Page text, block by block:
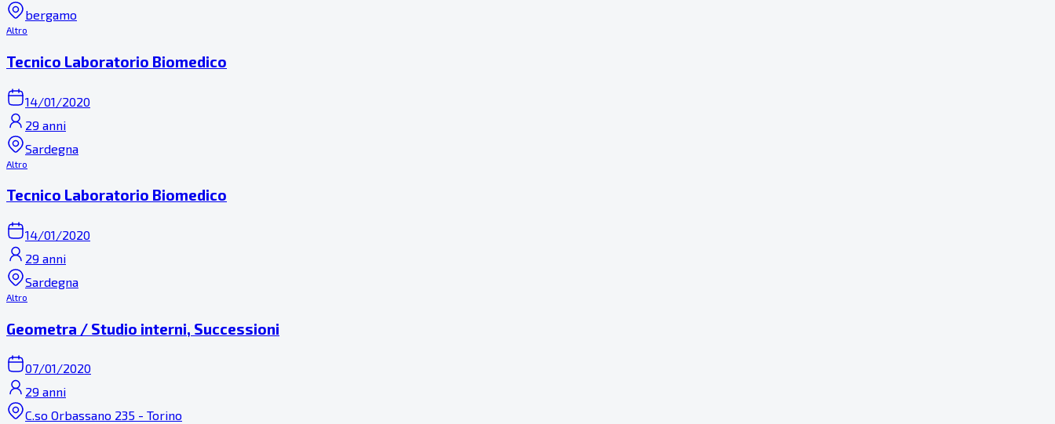
bergamo
Altro
Tecnico Laboratorio Biomedico
14/01/2020
29 anni
Sardegna
Altro
Tecnico Laboratorio Biomedico
14/01/2020
29 anni
Sardegna
Altro
Geometra / Studio interni, Successioni
07/01/2020
29 anni
C.so Orbassano 235 - Torino